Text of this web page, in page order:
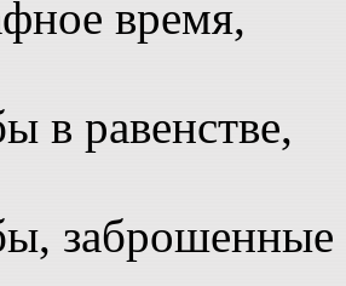
время,
в равенстве,
заброшенные